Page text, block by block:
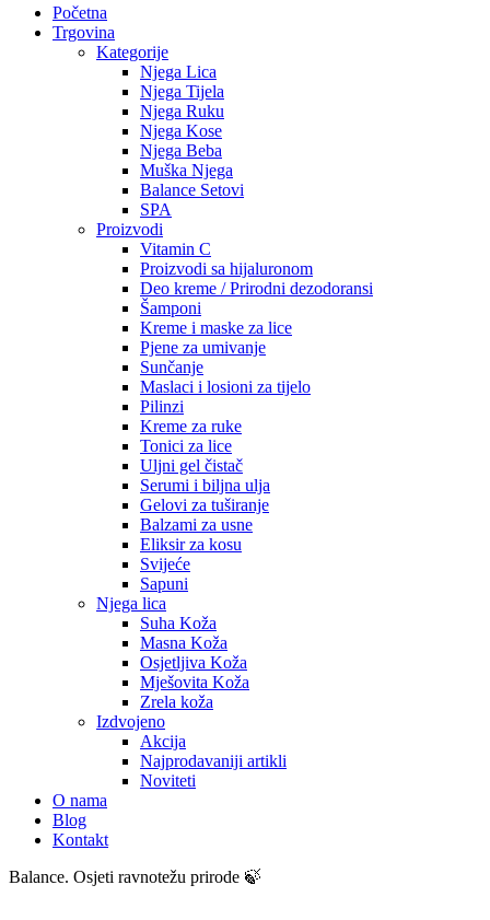
Close
Menu
Početna
Trgovina
Kategorije
Njega Lica
Njega Tijela
Njega Ruku
Njega Kose
Njega Beba
Muška Njega
Balance Setovi
SPA
Proizvodi
Vitamin C
Proizvodi sa hijaluronom
Deo kreme / Prirodni dezodoransi
Šamponi
Kreme i maske za lice
Pjene za umivanje
Sunčanje
Maslaci i losioni za tijelo
Pilinzi
Kreme za ruke
Tonici za lice
Uljni gel čistač
Serumi i biljna ulja
Gelovi za tuširanje
Balzami za usne
Eliksir za kosu
Svijeće
Sapuni
Njega lica
Suha Koža
Masna Koža
Osjetljiva Koža
Mješovita Koža
Zrela koža
Izdvojeno
Akcija
Najprodavaniji artikli
Noviteti
O nama
Blog
Kontakt
Balance. Osjeti ravnotežu prirode 🍃